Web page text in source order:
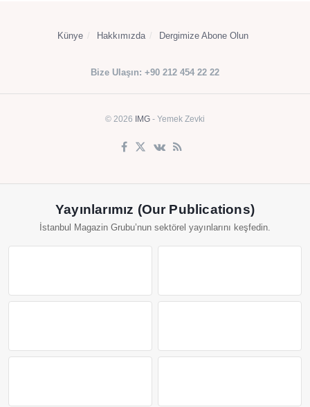
Künye Hakkımızda Dergimize Abone Olun
Bize Ulaşın: +90 212 454 22 22
© 2026 IMG - Yemek Zevki
Yayınlarımız (Our Publications)
İstanbul Magazin Grubu’nun sektörel yayınlarını keşfedin.